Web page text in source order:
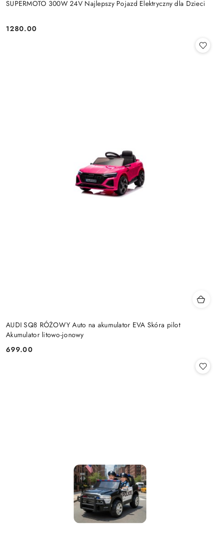
SUPERMOTO 300W 24V Najlepszy Pojazd Elektryczny dla Dzieci
Cena:
1280.00
AUDI SQ8 RÓŻOWY Auto na akumulator EVA Skóra pilot
Akumulator litowo-jonowy
Cena:
699.00